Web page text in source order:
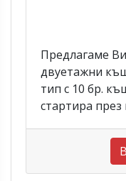
Предлагаме
двуетажни
тип с 10 бр.
стартира през